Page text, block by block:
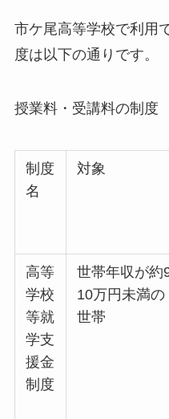
市ケ尾高等学校で利用
度は以下の通りです。
授業料・受講料の制度
制度
名
対象
高等
学校
等就
学支
援金
制度
世帯年収が約
10万円未満の
世帯